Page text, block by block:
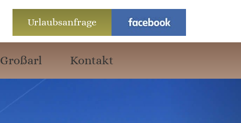
Urlaubsanfrage
Großarl Kontakt